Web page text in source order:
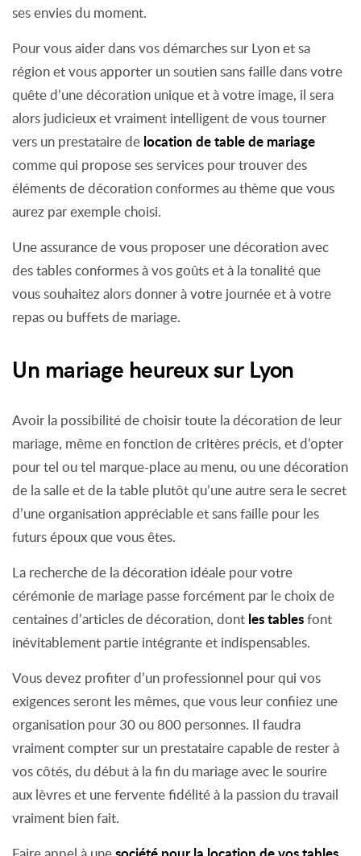
ses envies du moment.
Pour vous aider dans vos démarches sur Lyon et sa
région et vous apporter un soutien sans faille dans votre
quête d’une décoration unique et à votre image, il sera
alors judicieux et vraiment intelligent de vous tourner
vers un prestataire de location de table de mariage
comme qui propose ses services pour trouver des
éléments de décoration conformes au thème que vous
aurez par exemple choisi.
Une assurance de vous proposer une décoration avec
des tables conformes à vos goûts et à la tonalité que
vous souhaitez alors donner à votre journée et à votre
repas ou buffets de mariage.
Un mariage heureux sur Lyon
Avoir la possibilité de choisir toute la décoration de leur
mariage, même en fonction de critères précis, et d’opter
pour tel ou tel marque-place au menu, ou une décoration
de la salle et de la table plutôt qu’une autre sera le secret
d’une organisation appréciable et sans faille pour les
futurs époux que vous êtes.
La recherche de la décoration idéale pour votre
cérémonie de mariage passe forcément par le choix de
centaines d’articles de décoration, dont les tablesfont
inévitablement partie intégrante et indispensables.
Vous devez profiter d’un professionnel pour qui vos
exigences seront les mêmes, que vous leur confiiez une
organisation pour 30 ou 800 personnes. Il faudra
vraiment compter sur un prestataire capable de rester à
vos côtés, du début à la fin du mariage avec le sourire
aux lèvres et une fervente fidélité à la passion du travail
vraiment bien fait.